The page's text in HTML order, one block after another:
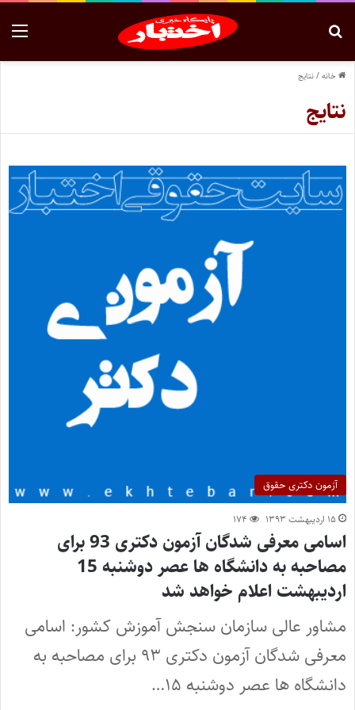
خانه/نتایج
نتایج
آزمون دکتری حقوق
۱۵ اردیبهشت ۱۳۹۳ ۱۷۴
اسامی معرفی شدگان آزمون دکتری 93 برای
مصاحبه به دانشگاه ها عصر دوشنبه 15
اردیبهشت اعلام خواهد شد
مشاور عالی سازمان سنجش آموزش کشور: اسامی
معرفی شدگان آزمون دکتری ۹۳ برای مصاحبه به
دانشگاه ها عصر دوشنبه ۱۵…